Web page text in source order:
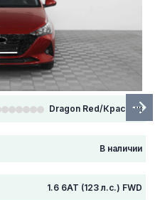
Dragon Red/Красный
В наличии
1.6 6AT (123 л.с.) FWD